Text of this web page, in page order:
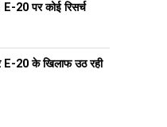
E-20 पर कोई रिसर्च
E-20 के खिलाफ उठ रही